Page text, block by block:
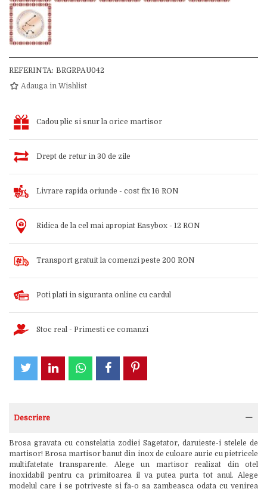
REFERINTA: BRGRPAU042
Adauga in Wishlist
Cadou plic si snur la orice martisor
Drept de retur in 30 de zile
Livrare rapida oriunde - cost fix 16 RON
Ridica de la cel mai apropiat Easybox - 12 RON
Transport gratuit la comenzi peste 200 RON
Poti plati in siguranta online cu cardul
Stoc real - Primesti ce comanzi
Descriere
Brosa gravata cu constelatia zodiei Sagetator, daruieste-i stelele de
martisor! Brosa martisor banut din inox de culoare aurie cu pietricele
multifatetate transparente. Alege un martisor realizat din otel
inoxidabil pentru ca primitoarea il va putea purta tot anul. Alege
modelul care i se potriveste si fa-o sa zambeasca odata cu venirea